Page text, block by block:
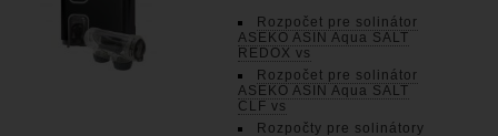
Rozpočet pre solinátor
ASEKO ASIN Aqua SALT
REDOX vs
Rozpočet pre solinátor
ASEKO ASIN Aqua SALT
CLF vs
Rozpočty pre solinátory